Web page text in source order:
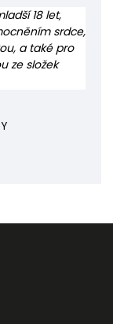
18 let,
srdce,
a také pro
ze složek